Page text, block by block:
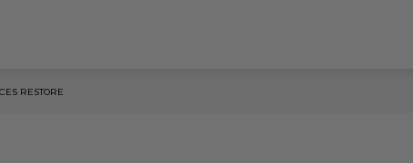
RESTORE